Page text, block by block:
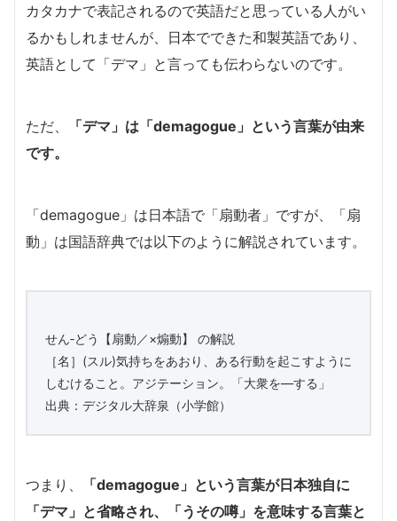
カタカナで表記されるので英語だと思っている人がい
るかもしれませんが、日本でできた和製英語であり、
英語として「デマ」と言っても伝わらないのです。
ただ、
「デマ」は「demagogue」という言葉が由来
です。
「demagogue」は日本語で「扇動者」ですが、「扇
動」は国語辞典では以下のように解説されています。
せん‐どう【扇動／×煽動】 の解説
［名］(スル)気持ちをあおり、ある行動を起こすように
しむけること。アジテーション。「大衆を―する」
出典：デジタル大辞泉（小学館）
つまり、
「demagogue」という言葉が日本独自に
「デマ」と省略され、「うその噂」を意味する言葉と